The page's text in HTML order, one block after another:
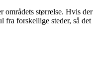
områdets størrelse. Hvis der
fra forskellige steder, så det